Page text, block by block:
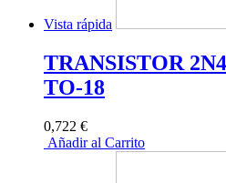
Vista rápida
TRANSISTOR
TO-18
0,722 €
Añadir al Carrito